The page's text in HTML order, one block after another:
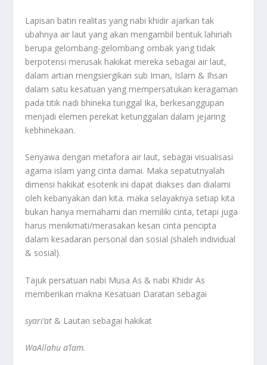
Lapisan batin realitas yang nabi khidir ajarkan tak
ubahnya air laut yang akan mengambil bentuk lahiriah
berupa gelombang-gelombang ombak yang tidak
berpotensi merusak hakikat mereka sebagai air laut,
dalam artian mengsiergikan sub Iman, Islam & Ihsan
dalam satu kesatuan yang mempersatukan keragaman
pada titik nadi bhineka tunggal Ika, berkesanggupan
menjadi elemen perekat ketunggalan dalam jejaring
kebhinekaan.
Senyawa dengan metafora air laut, sebagai visualisasi
agama islam yang cinta damai. Maka sepatutnyalah
dimensi hakikat esoterik ini dapat diakses dan dialami
oleh kebanyakan dari kita. maka selayaknya setiap kita
bukan hanya memahami dan memiliki cinta, tetapi juga
harus menikmati/merasakan kesan cinta pencipta
dalam kesadaran personal dan sosial (shaleh individual
& sosial).
Tajuk persatuan nabi Musa As & nabi Khidir As
memberikan makna Kesatuan Daratan sebagai
syari’at & Lautan sebagai hakikat
WaAllahu a’lam.